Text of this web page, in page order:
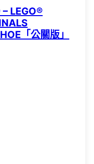
LEGO®
「公關版」